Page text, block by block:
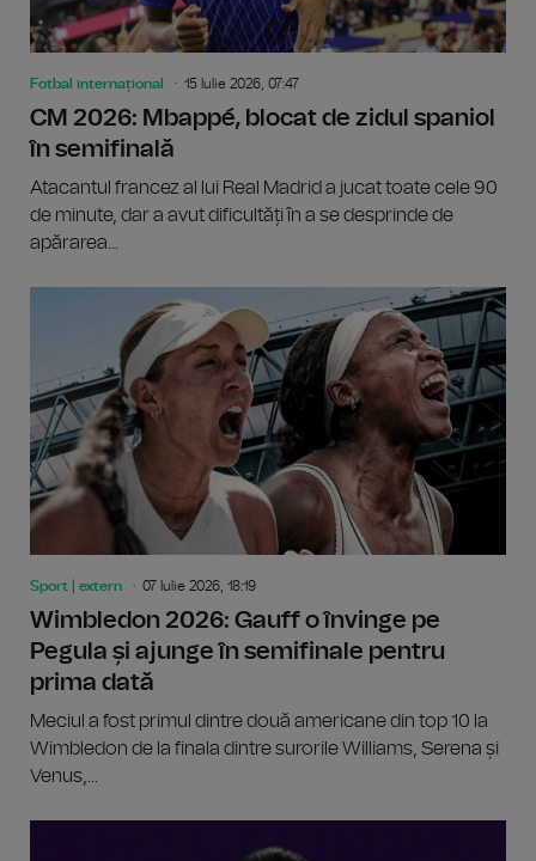
Fotbal internațional 15 Iulie 2026, 07:47
CM 2026: Mbappé, blocat de zidul spaniol
în semifinală
Atacantul francez al lui Real Madrid a jucat toate cele 90
de minute, dar a avut dificultăți în a se desprinde de
apărarea...
Sport | extern 07 Iulie 2026, 18:19
Wimbledon 2026: Gauff o învinge pe
Pegula și ajunge în semifinale pentru
prima dată
Meciul a fost primul dintre două americane din top 10 la
Wimbledon de la finala dintre surorile Williams, Serena și
Venus,...